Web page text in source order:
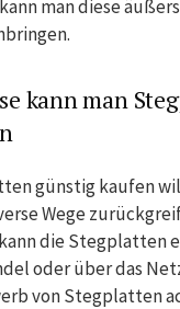
man diese
kann man
günstig kaufen
Wege
die Stegplatten
oder über das
von Stegplatten